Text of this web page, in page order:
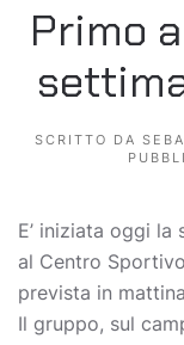
Primo
SCRITTO DA
E’ iniziata oggi
al Centro
prevista in
Il gruppo, sul